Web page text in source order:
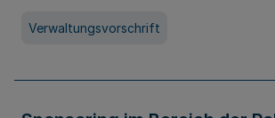
Verwaltungsvorschrift